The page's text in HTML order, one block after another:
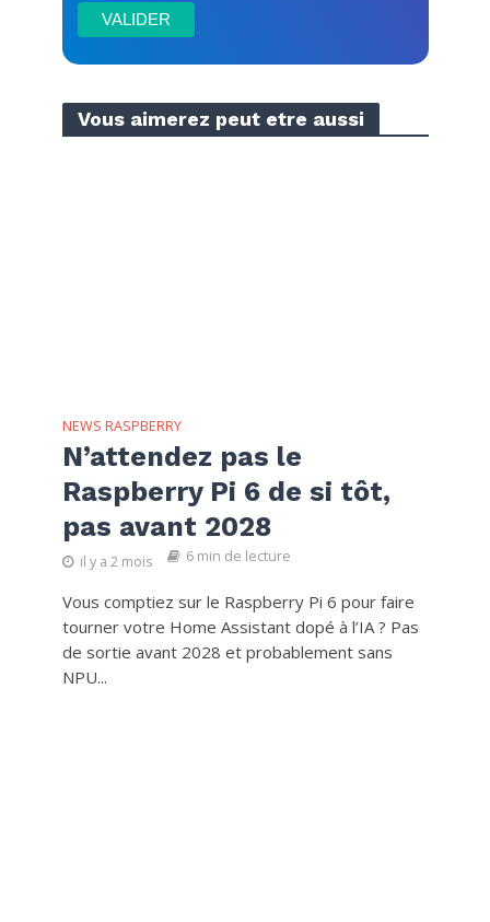
Vous aimerez peut etre aussi
NEWS RASPBERRY
N’attendez pas le
Raspberry Pi 6 de si tôt,
pas avant 2028
il y a 2 mois 6 min de lecture
Vous comptiez sur le Raspberry Pi 6 pour faire
tourner votre Home Assistant dopé à l’IA ? Pas
de sortie avant 2028 et probablement sans
NPU...